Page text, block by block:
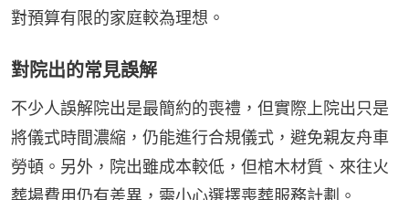
對預算有限的家庭較為理想。
對院出的常見誤解
不少人誤解院出是最簡約的喪禮，但實際上院出只是
將儀式時間濃縮，仍能進行合規儀式，避免親友舟車
勞頓。另外，院出雖成本較低，但棺木材質、來往火
葬場費用仍有差異，需小心選擇喪葬服務計劃。